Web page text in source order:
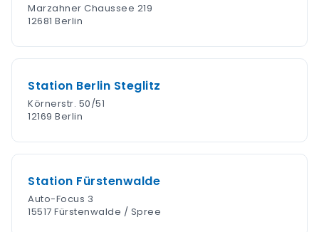
Marzahner Chaussee 219
12681 Berlin
Station Berlin Steglitz
Körnerstr. 50/51
12169 Berlin
Station Fürstenwalde
Auto-Focus 3
15517 Fürstenwalde / Spree